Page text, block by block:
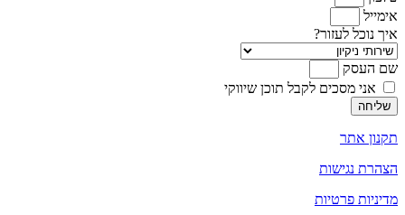
אימייל
איך נוכל לעזור?
שם העסק
אני מסכים לקבל תוכן שיווקי
שליחה
תקנון אתר
הצהרת נגישות
מדיניות פרטיות